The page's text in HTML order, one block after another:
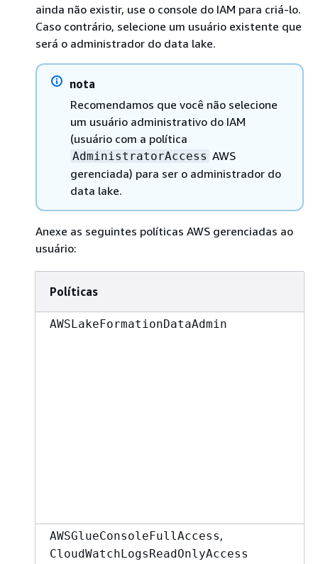
ainda não existir, use o console do IAM para criá-lo.
Caso contrário, selecione um usuário existente que
será o administrador do data lake.
nota
Recomendamos que você não selecione
um usuário administrativo do IAM
(usuário com a política
AdministratorAccess AWS
gerenciada) para ser o administrador do
data lake.
Anexe as seguintes políticas AWS gerenciadas ao
usuário:
Políticas
AWSLakeFormationDataAdmin
AWSGlueConsoleFullAccess,
CloudWatchLogsReadOnlyAccess